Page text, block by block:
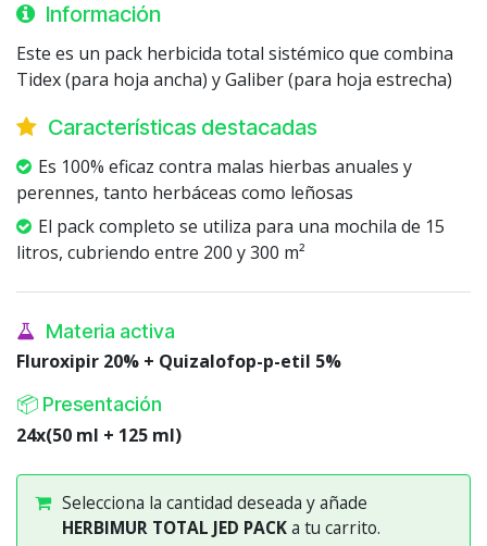
Información
Este es un pack herbicida total sistémico que combina
Tidex (para hoja ancha) y Galiber (para hoja estrecha)
Características destacadas
Es 100% eficaz contra malas hierbas anuales y
perennes, tanto herbáceas como leñosas
El pack completo se utiliza para una mochila de 15
litros, cubriendo entre 200 y 300 m²
Materia activa
Fluroxipir 20% + Quizalofop-p-etil 5%
📦 Presentación
24x(50 ml + 125 ml)
Selecciona la cantidad deseada y añade
HERBIMUR TOTAL JED PACKa tu carrito.